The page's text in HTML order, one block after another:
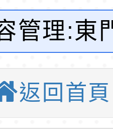
片
「吃得安
休同仁踴
學專業論
好老師：
淨零綠領
農教育專
，歡迎已
-桃園市桃
學年度「
學年度
管理:東
年度第
理教師
返回首頁